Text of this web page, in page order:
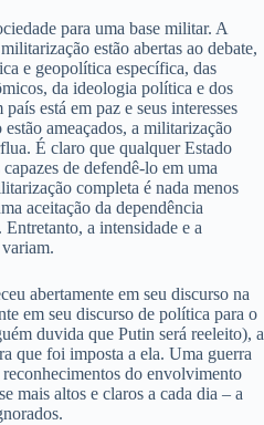
para uma base militar. A
estão abertas ao debate,
e geopolítica específica, das
da ideologia política e dos
está em paz e seus interesses
ameaçados, a militarização
É claro que qualquer Estado
de defendê-lo em uma
completa é nada menos
aceitação da dependência
a intensidade e a
abertamente em seu discurso na
em seu discurso de política para o
duvida que Putin será reeleito), a
que foi imposta a ela. Uma guerra
do envolvimento
mais altos e claros a cada dia – a